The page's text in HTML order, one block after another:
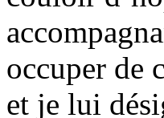
occuper de
et je lui